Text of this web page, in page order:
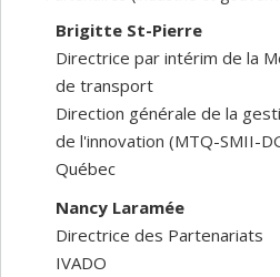
Brigitte St-Pierre
Directrice par intérim de la
de transport
Direction générale de la
de l'innovation (MTQ-SMII-
Québec
Nancy Laramée
Directrice des Partenariats
IVADO